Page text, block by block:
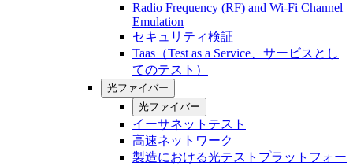
Radio Frequency (RF) and Wi-Fi Channel
Emulation
セキュリティ検証
Taas（Test as a Service、サービスとし
てのテスト）
光ファイバー
光ファイバー
イーサネットテスト
高速ネットワーク
製造における光テストプラットフォー